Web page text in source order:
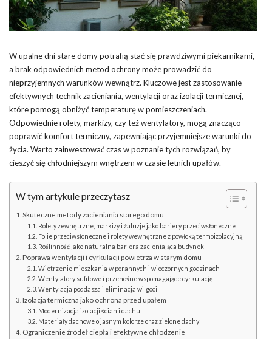
W upalne dni stare domy potrafią stać się prawdziwymi piekarnikami,
a brak odpowiednich metod ochrony może prowadzić do
nieprzyjemnych warunków wewnątrz. Kluczowe jest zastosowanie
efektywnych technik zacieniania, wentylacji oraz izolacji termicznej,
które pomogą obniżyć temperaturę w pomieszczeniach.
Odpowiednie rolety, markizy, czy też wentylatory, mogą znacząco
poprawić komfort termiczny, zapewniając przyjemniejsze warunki do
życia. Warto zainwestować czas w poznanie tych rozwiązań, by
cieszyć się chłodniejszym wnętrzem w czasie letnich upałów.
W tym artykule przeczytasz
Skuteczne metody zacieniania starego domu
Rolety zewnętrzne, markizy i żaluzje jako bariery przeciwsłoneczne
Folie przeciwsłoneczne i rolety wewnętrzne z powłoką termoizolacyjną
Roślinność jako naturalna bariera zacieniająca budynek
Poprawa wentylacji i cyrkulacji powietrza w starym domu
Wietrzenie mieszkania w porannych i wieczornych godzinach
Wentylatory sufitowe i przenośne wspomagające cyrkulację
Wentylacja poddasza i eliminacja wilgoci
Izolacja termiczna jako ochrona przed upałem
Modernizacja izolacji ścian i dachu
Materiały dachowe o jasnym kolorze oraz zielone dachy
Ograniczenie źródeł ciepła i efektywne chłodzenie